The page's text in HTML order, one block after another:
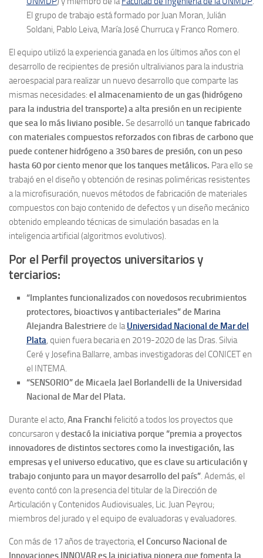
El grupo de trabajo está formado por Juan Moran, Julián
Soldani, Pablo Leiva, María José Churruca y Franco Romero.
El equipo utilizó la experiencia ganada en los últimos años con el
desarrollo de recipientes de presión ultralivianos para la industria
aeroespacial para realizar un nuevo desarrollo que comparte las
mismas necesidades: el almacenamiento de un gas (hidrógeno
para la industria del transporte) a alta presión en un recipiente
que sea lo más liviano posible. Se desarrolló un tanque fabricado
con materiales compuestos reforzados con fibras de carbono que
puede contener hidrógeno a 350 bares de presión, con un peso
hasta 60 por ciento menor que los tanques metálicos. Para ello se
trabajó en el diseño y obtención de resinas poliméricas resistentes
a la microfisuración, nuevos métodos de fabricación de materiales
compuestos con bajo contenido de defectos y un diseño mecánico
obtenido empleando técnicas de simulación basadas en la
inteligencia artificial (algoritmos evolutivos).
Por el Perfil proyectos universitarios y
terciarios:
“Implantes funcionalizados con novedosos recubrimientos
protectores, bioactivos y antibacteriales” de Marina
Alejandra Balestriere de laUniversidad Nacional de Mar del
Plata, quien fuera becaria en 2019-2020 de las Dras. Silvia
Ceré y Josefina Ballarre, ambas investigadoras del CONICET en
el INTEMA.
“SENSORIO” de Micaela Jael Borlandelli de la Universidad
Nacional de Mar del Plata.
Durante el acto, Ana Franchi felicitó a todos los proyectos que
concursaron ydestacó la iniciativa porque “premia a proyectos
innovadores de distintos sectores como la investigación, las
empresas y el universo educativo, que es clave su articulación y
trabajo conjunto para un mayor desarrollo del país”. Además, el
evento contó con la presencia del titular de la Dirección de
Articulación y Contenidos Audiovisuales, Lic. Juan Peyrou;
miembros del jurado y el equipo de evaluadoras y evaluadores.
Con más de 17 años de trayectoria, el Concurso Nacional de
Innovaciones INNOVAR es la iniciativa pionera que fomenta la